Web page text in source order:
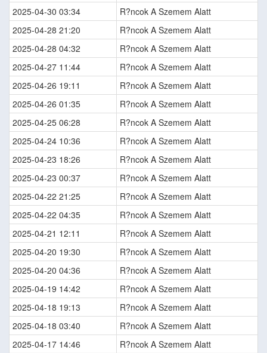
2025-04-30 03:34
R?ncok A Szemem Alatt
2025-04-28 21:20
R?ncok A Szemem Alatt
2025-04-28 04:32
R?ncok A Szemem Alatt
2025-04-27 11:44
R?ncok A Szemem Alatt
2025-04-26 19:11
R?ncok A Szemem Alatt
2025-04-26 01:35
R?ncok A Szemem Alatt
2025-04-25 06:28
R?ncok A Szemem Alatt
2025-04-24 10:36
R?ncok A Szemem Alatt
2025-04-23 18:26
R?ncok A Szemem Alatt
2025-04-23 00:37
R?ncok A Szemem Alatt
2025-04-22 21:25
R?ncok A Szemem Alatt
2025-04-22 04:35
R?ncok A Szemem Alatt
2025-04-21 12:11
R?ncok A Szemem Alatt
2025-04-20 19:30
R?ncok A Szemem Alatt
2025-04-20 04:36
R?ncok A Szemem Alatt
2025-04-19 14:42
R?ncok A Szemem Alatt
2025-04-18 19:13
R?ncok A Szemem Alatt
2025-04-18 03:40
R?ncok A Szemem Alatt
2025-04-17 14:46
R?ncok A Szemem Alatt